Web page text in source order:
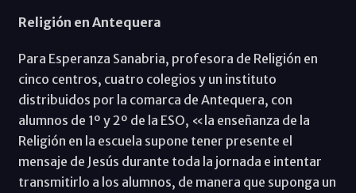
Religión en Antequera
Para Esperanza Sanabria, profesora de Religión en
cinco centros, cuatro colegios y un instituto
distribuidos por la comarca de Antequera, con
alumnos de 1º y 2º de la ESO, «la enseñanza de la
Religión en la escuela supone tener presente el
mensaje de Jesús durante toda la jornada e intentar
transmitirlo a los alumnos, de manera que suponga un